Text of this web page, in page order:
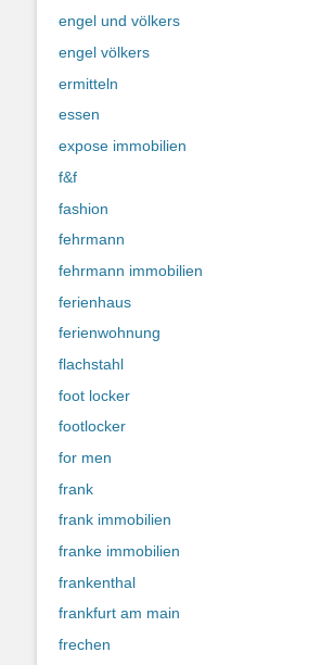
engel und völkers
engel völkers
ermitteln
essen
expose immobilien
f&f
fashion
fehrmann
fehrmann immobilien
ferienhaus
ferienwohnung
flachstahl
foot locker
footlocker
for men
frank
frank immobilien
franke immobilien
frankenthal
frankfurt am main
frechen